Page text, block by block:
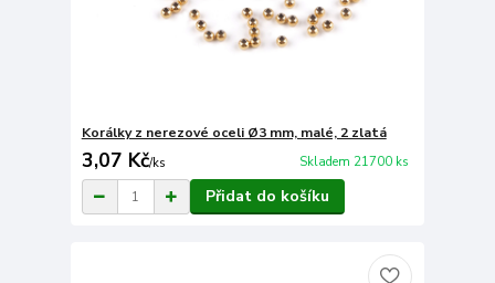
Korálky z nerezové oceli Ø3 mm, malé, 2 zlatá
3,07 Kč/ks Skladem 21700 ks
Přidat do košíku